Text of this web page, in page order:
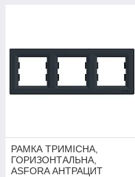
РАМКА ТРИМІСНА,
ГОРИЗОНТАЛЬНА,
ASFORA АНТРАЦИТ